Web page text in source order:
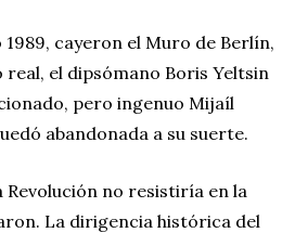
cayeron el Muro de Berlín,
real, el dipsómano Boris Yeltsin
pero ingenuo Mijaíl
abandonada a su suerte.
Revolución no resistiría en la
La dirigencia histórica del